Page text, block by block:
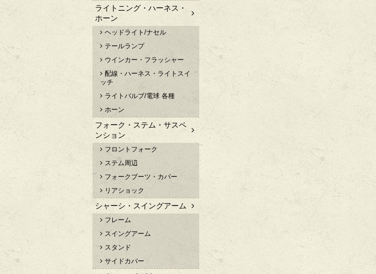
ライトニング・ハーネス・
ホーン
ヘッドライト/ナセル
テールランプ
ウインカー・フラッシャー
配線・ハーネス・ライトスイ
ッチ
ライトバルブ/電球 各種
ホーン
フォーク・ステム・サスペ
ンション
フロントフォーク
ステム周辺
フォークブーツ・カバー
リアショック
シャーシ・スイングアーム
フレーム
スイングアーム
スタンド
サイドカバー